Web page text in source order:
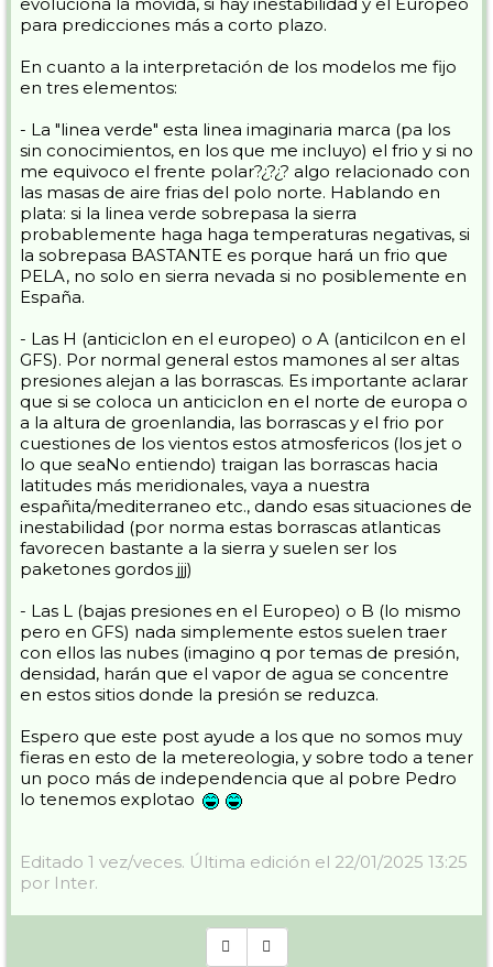
evoluciona la movida, si hay inestabilidad y el Europeo
para predicciones más a corto plazo.
En cuanto a la interpretación de los modelos me fijo
en tres elementos:
- La "linea verde" esta linea imaginaria marca (pa los
sin conocimientos, en los que me incluyo) el frio y si no
me equivoco el frente polar?¿?¿? algo relacionado con
las masas de aire frias del polo norte. Hablando en
plata: si la linea verde sobrepasa la sierra
probablemente haga haga temperaturas negativas, si
la sobrepasa BASTANTE es porque hará un frio que
PELA, no solo en sierra nevada si no posiblemente en
España.
- Las H (anticiclon en el europeo) o A (anticilcon en el
GFS). Por normal general estos mamones al ser altas
presiones alejan a las borrascas. Es importante aclarar
que si se coloca un anticiclon en el norte de europa o
a la altura de groenlandia, las borrascas y el frio por
cuestiones de los vientos estos atmosfericos (los jet o
lo que seaNo entiendo) traigan las borrascas hacia
latitudes más meridionales, vaya a nuestra
españita/mediterraneo etc., dando esas situaciones de
inestabilidad (por norma estas borrascas atlanticas
favorecen bastante a la sierra y suelen ser los
paketones gordos jjj)
- Las L (bajas presiones en el Europeo) o B (lo mismo
pero en GFS) nada simplemente estos suelen traer
con ellos las nubes (imagino q por temas de presión,
densidad, harán que el vapor de agua se concentre
en estos sitios donde la presión se reduzca.
Espero que este post ayude a los que no somos muy
fieras en esto de la metereologia, y sobre todo a tener
un poco más de independencia que al pobre Pedro
lo tenemos explotao
Editado 1 vez/veces. Última edición el 22/01/2025 13:25
por Inter.